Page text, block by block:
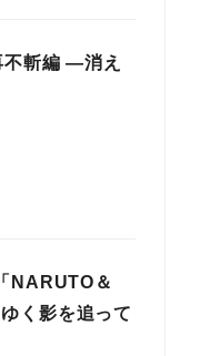
不斬編 ―消え
NARUTO＆
く影を追って